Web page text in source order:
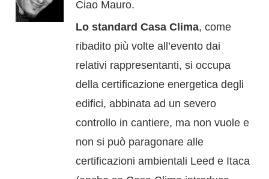
Ciao Mauro.
Lo standard Casa Clima, come
ribadito più volte all’evento dai
relativi rappresentanti, si occupa
della certificazione energetica degli
edifici, abbinata ad un severo
controllo in cantiere, ma non vuole e
non si può paragonare alle
certificazioni ambientali Leed e Itaca